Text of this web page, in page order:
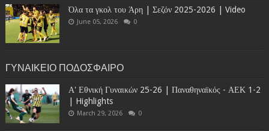
Όλα τα γκολ του Άρη | Σεζόν 2025-2026 | Video
June 05, 2026 0
ΓΥΝΑΙΚΕΙΟ ΠΟΔΟΣΦΑΙΡΟ
Α' Εθνική Γυναικών 25-26 | Παναθηναϊκός - ΑΕΚ 1-2
| Highlights
March 29, 2026 0